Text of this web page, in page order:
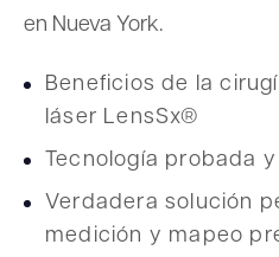
en Nueva York.
Beneficios de la
láser LensSx®
Tecnología probada
Verdadera solución
medición y mapeo